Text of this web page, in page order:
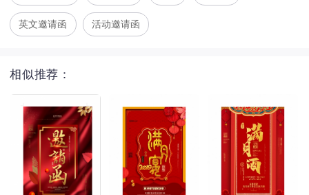
英文邀请函 活动邀请函
相似推荐：